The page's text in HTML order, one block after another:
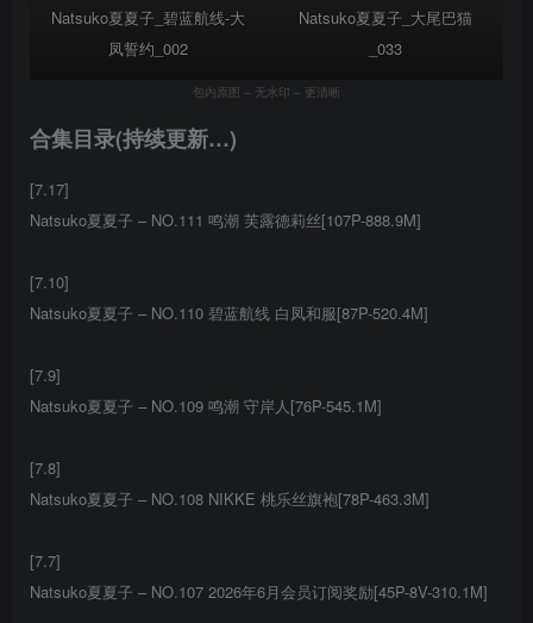
Natsuko夏夏子_碧蓝航线-大
凤誓约_002
Natsuko夏夏子_大尾巴猫
_033
包内原图 – 无水印 – 更清晰
合集目录(持续更新…)
[7.17]
Natsuko夏夏子 – NO.111 鸣潮 芙露德莉丝[107P-888.9M]
[7.10]
Natsuko夏夏子 – NO.110 碧蓝航线 白凤和服[87P-520.4M]
[7.9]
Natsuko夏夏子 – NO.109 鸣潮 守岸人[76P-545.1M]
[7.8]
Natsuko夏夏子 – NO.108 NIKKE 桃乐丝旗袍[78P-463.3M]
[7.7]
Natsuko夏夏子 – NO.107 2026年6月会员订阅奖励[45P-8V-310.1M]